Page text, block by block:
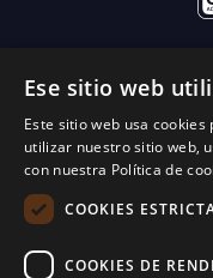
Ese sitio web
Este sitio web usa
utilizar nuestro sitio web,
con nuestra Política de
COOKIES
COOKIES DE